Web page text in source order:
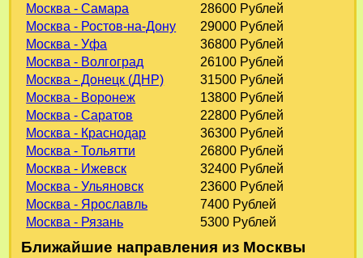
Москва - Самара
28600 Рублей
Москва - Ростов-на-Дону
29000 Рублей
Москва - Уфа
36800 Рублей
Москва - Волгоград
26100 Рублей
Москва - Донецк (ДНР)
31500 Рублей
Москва - Воронеж
13800 Рублей
Москва - Саратов
22800 Рублей
Москва - Краснодар
36300 Рублей
Москва - Тольятти
26800 Рублей
Москва - Ижевск
32400 Рублей
Москва - Ульяновск
23600 Рублей
Москва - Ярославль
7400 Рублей
Москва - Рязань
5300 Рублей
Ближайшие направления из Москвы